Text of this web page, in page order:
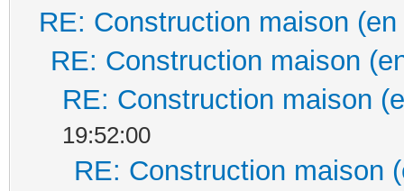
RE: Construction maison
RE: Construction maison
RE: Construction maison
19:52:00
RE: Construction maison